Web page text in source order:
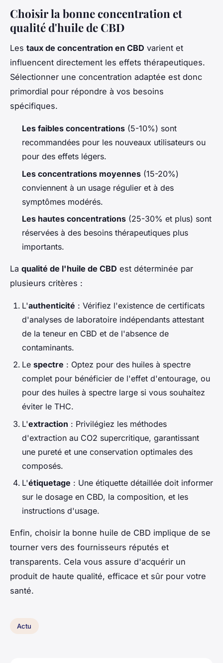
Choisir la bonne concentration et
qualité d'huile de CBD
Les taux de concentration en CBD varient et
influencent directement les effets thérapeutiques.
Sélectionner une concentration adaptée est donc
primordial pour répondre à vos besoins
spécifiques.
Les faibles concentrations (5-10%) sont
recommandées pour les nouveaux utilisateurs ou
pour des effets légers.
Les concentrations moyennes (15-20%)
conviennent à un usage régulier et à des
symptômes modérés.
Les hautes concentrations (25-30% et plus) sont
réservées à des besoins thérapeutiques plus
importants.
La qualité de l'huile de CBD est déterminée par
plusieurs critères :
L'authenticité : Vérifiez l'existence de certificats
d'analyses de laboratoire indépendants attestant
de la teneur en CBD et de l'absence de
contaminants.
Le spectre : Optez pour des huiles à spectre
complet pour bénéficier de l'effet d'entourage, ou
pour des huiles à spectre large si vous souhaitez
éviter le THC.
L'extraction : Privilégiez les méthodes
d'extraction au CO2 supercritique, garantissant
une pureté et une conservation optimales des
composés.
L'étiquetage : Une étiquette détaillée doit informer
sur le dosage en CBD, la composition, et les
instructions d'usage.
Enfin, choisir la bonne huile de CBD implique de se
tourner vers des fournisseurs réputés et
transparents. Cela vous assure d'acquérir un
produit de haute qualité, efficace et sûr pour votre
santé.
Actu